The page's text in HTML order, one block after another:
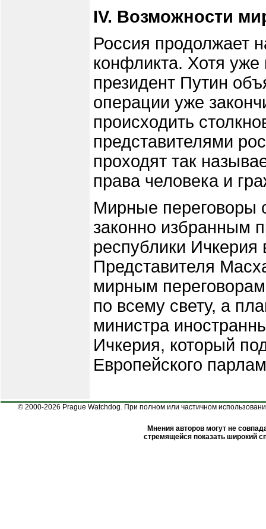
IV. Возможности
Россия продолжает
конфликта. Хотя уже
президент Путин
операции уже
происходить
представителями
проходят так
права человека и
Мирные
законно избранным
республики Ичкерия
Представителя
мирным
по всему свету, а
министра
Ичкерия, который
Европейского
© 2000-2026 Prague Watchdog. При полном или частичном
Мнения авторов могут не
стремящейся показать широкий